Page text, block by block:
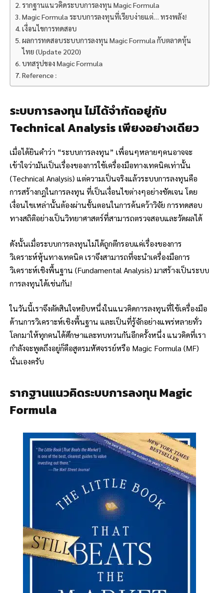
รากฐานแนวคิดระบบการลงทุน Magic Formula
Magic Formula ระบบการลงทุนที่เรียบง่ายแต่… ทรงพลัง!
เงื่อนไขการทดสอบ
ผลการทดสอบระบบการลงทุน Magic Formula กับตลาดหุ้น
ไทย (Update 2020)
บทสรุปของ Magic Formula
Reference :
ระบบการลงทุน ไม่ได้จำกัดอยู่กับ
Technical Analysis เพียงอย่างเดียว
เมื่อได้ยินคำว่า “ระบบการลงทุน” เพื่อนๆหลายๆคนอาจจะ
เข้าใจว่ามันเป็นเรื่องของการใช้เครื่องมือทางเทคนิคเท่านั้น
(Technical Analysis) แต่ความเป็นจริงแล้วระบบการลงทุนคือ
การสร้างกฎในการลงทุน ที่เป็นเงื่อนไขต่างๆอย่างชัดเจน โดย
เงื่อนไขเหล่านั้นต้องผ่านขั้นตอนในการค้นคว้าวิจัย การทดสอบ
ทางสถิติอย่างเป็นวิทยาศาสตร์ที่สามารถตรวจสอบและวัดผลได้
ดังนั้นเมื่อระบบการลงทุนไม่ได้ถูกตีกรอบแค่เรื่องของการ
วิเคราะห์หุ้นทางเทคนิค เราจึงสามารถที่จะนำเครื่องมือการ
วิเคราะห์เชิงพื้นฐาน (Fundamental Analysis) มาสร้างเป็นระบบ
การลงทุนได้เช่นกัน!
ในวันนี้เราจึงตัดสินใจหยิบหนึ่งในแนวคิดการลงทุนที่ใช้เครื่องมือ
ด้านการวิเคราะห์เชิงพื้นฐาน และเป็นที่รู้จักอย่างแพร่หลายทั่ว
โลกมาให้ทุกคนได้ศึกษาและทบทวนกันอีกครั้งหนึ่ง แนวคิดที่เรา
กำลังจะพูดถึงอยู่ก็คือสูตรมหัศจรรย์หรือ Magic Formula (MF)
นั่นเองครับ
รากฐานแนวคิดระบบการลงทุน Magic
Formula